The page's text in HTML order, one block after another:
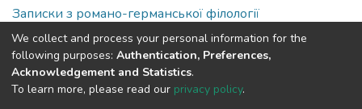
Записки з романо-германської філології
Full item page
DSpace software copyright © 2009-2026
We collect and process your personal information for the
following purposes: Authentication, Preferences,
Acknowledgement and Statistics.
To learn more, please read our privacy policy.